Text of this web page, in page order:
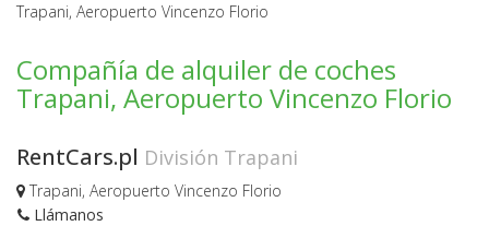
Trapani, Aeropuerto Vincenzo Florio
Compañía de alquiler de coches
Trapani, Aeropuerto Vincenzo Florio
RentCars.pl División Trapani
Trapani, Aeropuerto Vincenzo Florio
Llámanos